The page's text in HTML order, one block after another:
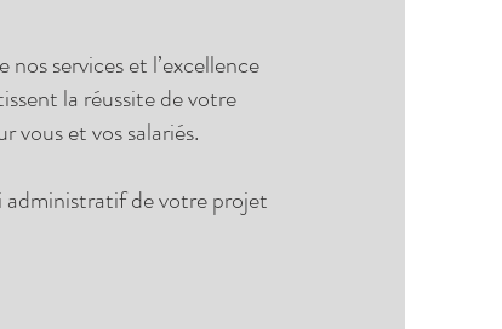
services et l’excellence
la réussite de votre
vous et vos salariés.
administratif de votre projet